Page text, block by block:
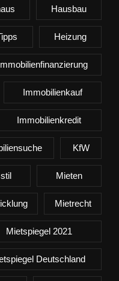
Hausbau
Heizung
Immobilienkauf
Immobilienkredit
KfW
Mieten
Mietrecht
Mietspiegel 2021
Deutschland